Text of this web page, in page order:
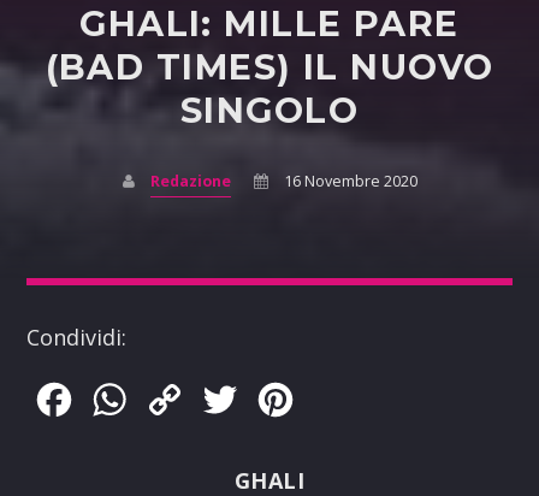
GHALI: MILLE PARE
(BAD TIMES) IL NUOVO
SINGOLO
Redazione 16 Novembre 2020
Condividi:
FacebookWhatsApp
Copy
Twitter
GHALI